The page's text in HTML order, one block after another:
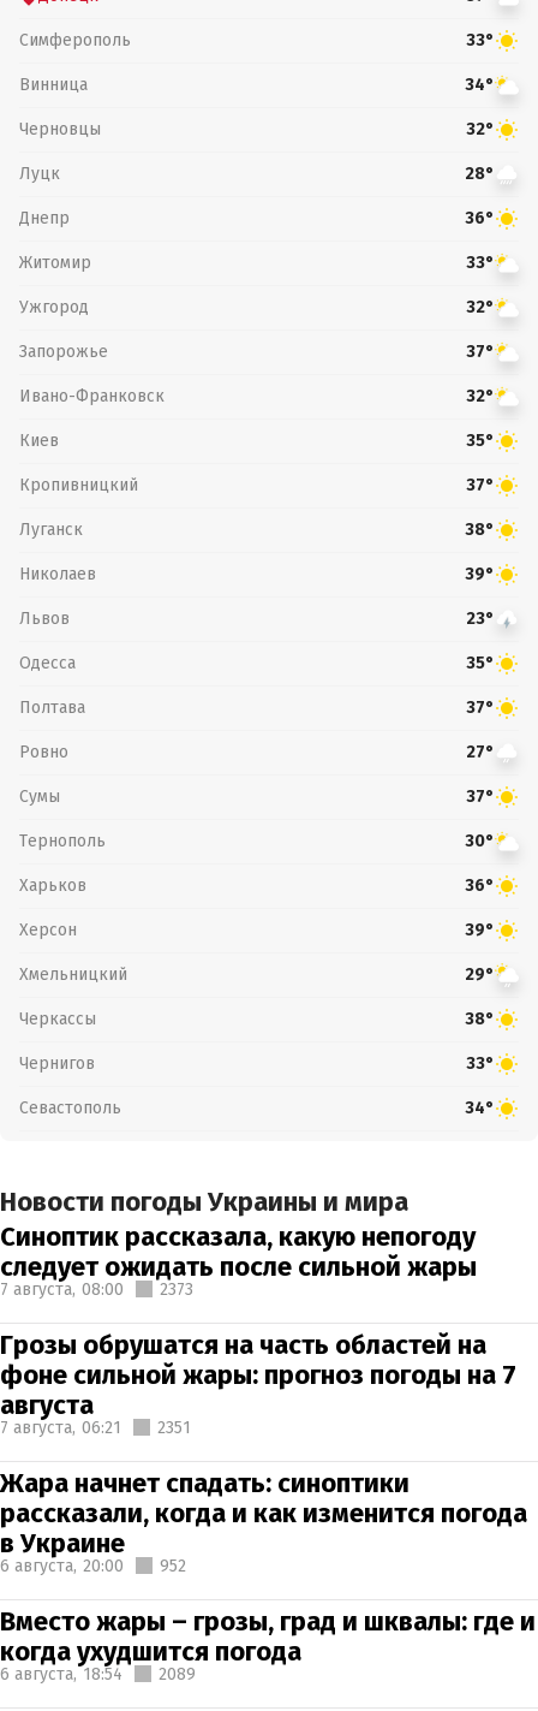
Симферополь 33°
Винница 34°
Черновцы 32°
Луцк 28°
Днепр 36°
Житомир 33°
Ужгород 32°
Запорожье 37°
Ивано-Франковск 32°
Киев 35°
Кропивницкий 37°
Луганск 38°
Николаев 39°
Львов 23°
Одесса 35°
Полтава 37°
Ровно 27°
Сумы 37°
Тернополь 30°
Харьков 36°
Херсон 39°
Хмельницкий 29°
Черкассы 38°
Чернигов 33°
Севастополь 34°
Новости погоды Украины и мира
Синоптик рассказала, какую непогоду
следует ожидать после сильной жары
7 августа, 08:00 2373
Грозы обрушатся на часть областей на
фоне сильной жары: прогноз погоды на 7
августа
7 августа, 06:21 2351
Жара начнет спадать: синоптики
рассказали, когда и как изменится погода
в Украине
6 августа, 20:00 952
Вместо жары – грозы, град и шквалы: где и
когда ухудшится погода
6 августа, 18:54 2089